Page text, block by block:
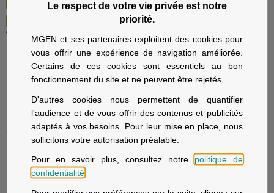
Le respect de votre vie privée est notre
priorité.
MGEN et ses partenaires exploitent des cookies pour
vous offrir une expérience de navigation améliorée.
Certains de ces cookies sont essentiels au bon
fonctionnement du site et ne peuvent être rejetés.
D'autres cookies nous permettent de quantifier
l'audience et de vous offrir des contenus et publicités
adaptés à vos besoins. Pour leur mise en place, nous
sollicitons votre autorisation préalable.
Pour en savoir plus, consultez notre politique de
confidentialité
Particuliers
Nos offres santé et prévoyance
Nos offres assurance immobilier
Nos offres assurance prévoyance
Solutions d’épargne et retraite
La sécurité sociale avec MGEN
Employeurs